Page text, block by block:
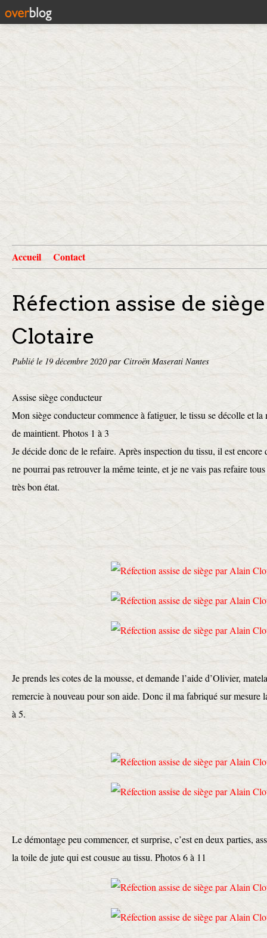
Accueil Contact
Réfection assise de
Clotaire
Publié le 19 décembre 2020par Citroën Maserati Nantes
Assise siège conducteur
Mon siège conducteur commence à fatiguer, le tissu se décolle et la
de maintient. Photos 1 à 3
Je décide donc de le refaire. Après inspection du tissu, il est
ne pourrai pas retrouver la même teinte, et je ne vais pas refaire
très bon état.
Je prends les cotes de la mousse, et demande l’aide d’Olivier,
remercie à nouveau pour son aide. Donc il ma fabriqué sur mesure
à 5.
Le démontage peu commencer, et surprise, c’est en deux parties,
la toile de jute qui est cousue au tissu. Photos 6 à 11